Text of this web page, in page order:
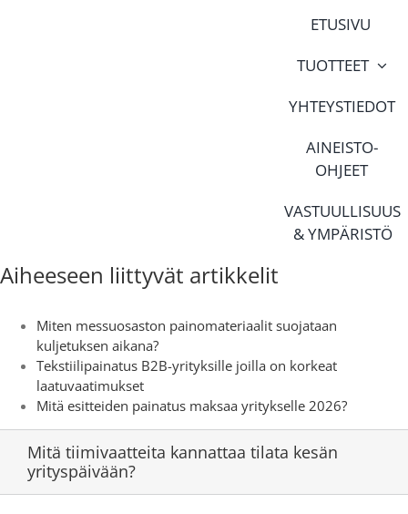
ETUSIVU
TUOTTEET
YHTEYSTIEDOT
AINEISTO-
OHJEET
VASTUULLISUUS
& YMPÄRISTÖ
Aiheeseen liittyvät artikkelit
Miten messuosaston painomateriaalit suojataan
kuljetuksen aikana?
Tekstiilipainatus B2B-yrityksille joilla on korkeat
laatuvaatimukset
Mitä esitteiden painatus maksaa yritykselle 2026?
Mitä tiimivaatteita kannattaa tilata kesän
yrityspäivään?